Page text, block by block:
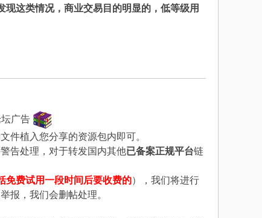
现这类情况，商业交易目的明显的，低等级用
广告
件植入您分享的资源包内即可。
告处理，对于转发国内其他已备案正规平台链
免费试用一段时间后要收费的），我们将进行
报，我们会删帖处理。